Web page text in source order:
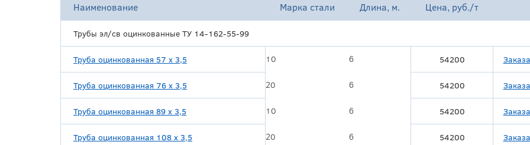
Наименование Марка стали Длина, м. Цена, руб./т
Трубы эл/св оцинкованные ТУ 14-162-55-99
Труба оцинкованная 57 х 3,5 10 6 54200
Труба оцинкованная 76 х 3,5 20 6 54200
Труба оцинкованная 89 х 3,5 10 6 54200
Труба оцинкованная 108 х 3,5 20 6 54200